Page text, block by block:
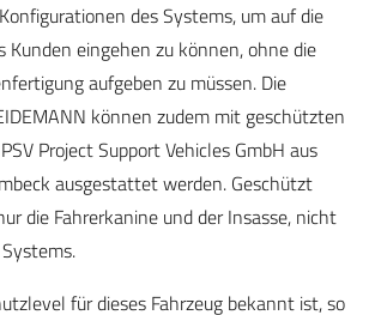
des Systems, um auf die
Kunden eingehen zu können, ohne die
aufgeben zu müssen. Die
können zudem mit geschützten
Project Support Vehicles GmbH aus
ausgestattet werden. Geschützt
die Fahrerkanine und der Insasse, nicht
für dieses Fahrzeug bekannt ist, so